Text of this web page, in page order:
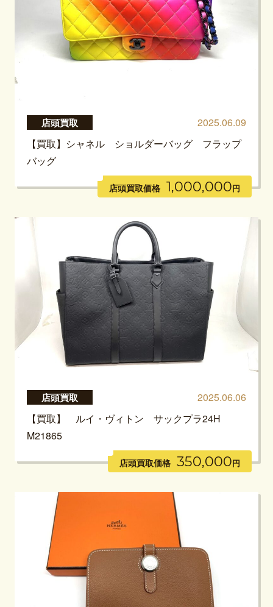
店頭買取
2025.06.09
【買取】シャネル ショルダーバッグ フラップ
バッグ
店頭買取価格 1,000,000円
店頭買取
2025.06.06
【買取】 ルイ・ヴィトン サックプラ24H
M21865
店頭買取価格 350,000円